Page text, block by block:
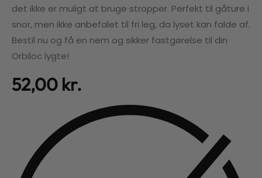
det ikke er muligt at bruge stropper. Perfekt til gåture i
snor, men ikke anbefalet til fri leg, da lyset kan falde af.
Bestil nu og få en nem og sikker fastgørelse til din
Orbiloc lygte!
52,00 kr.